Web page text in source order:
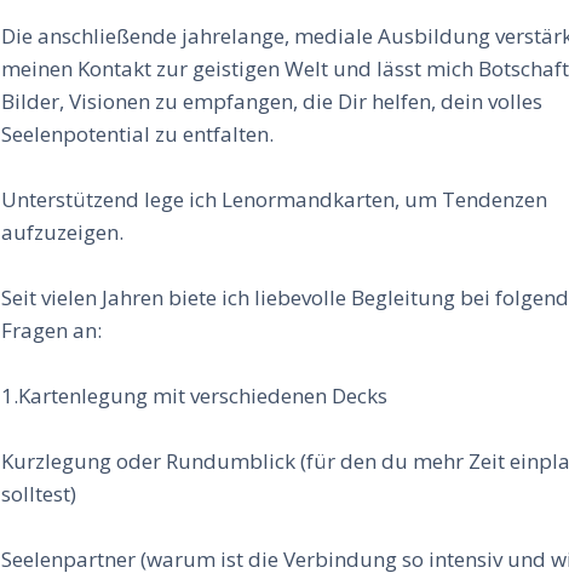
Die anschließende jahrelange, mediale Ausbildung
meinen Kontakt zur geistigen Welt und lässt mich
Bilder, Visionen zu empfangen, die Dir helfen, dein volles
Seelenpotential zu entfalten.
Unterstützend lege ich Lenormandkarten, um Tendenzen
aufzuzeigen.
Seit vielen Jahren biete ich liebevolle Begleitung bei
Fragen an:
1.Kartenlegung mit verschiedenen Decks
Kurzlegung oder Rundumblick (für den du mehr Zeit
solltest)
Seelenpartner (warum ist die Verbindung so intensiv und